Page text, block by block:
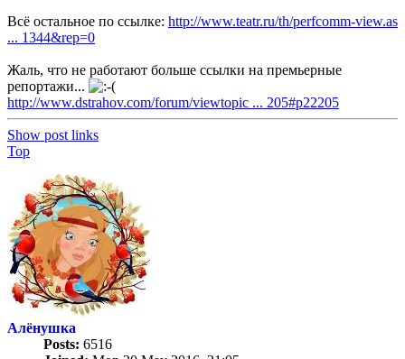
Всё остальное по ссылке: http://www.teatr.ru/th/perfcomm-view.as
... 1344&rep=0
Жаль, что не работают больше ссылки на премьерные
репортажи...
http://www.dstrahov.com/forum/viewtopic ... 205#p22205
Show post links
Top
Алёнушка
Posts: 6516